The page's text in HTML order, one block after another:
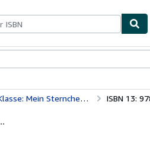
0-20 mit abschließender Lernzielübersicht ISBN 13: